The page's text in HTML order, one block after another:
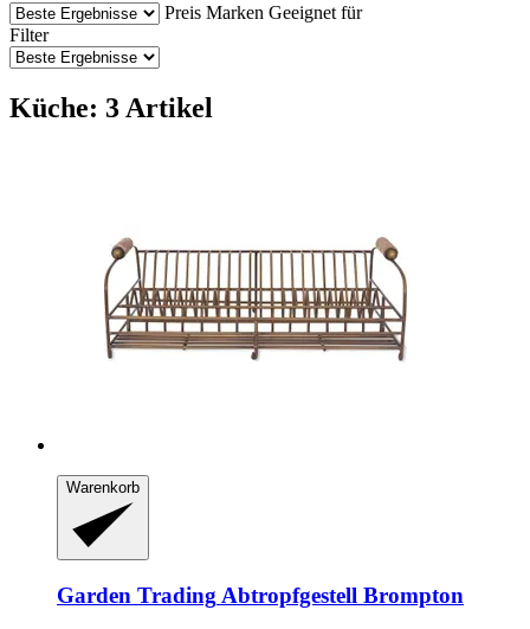
Preis Marken Geeignet für
Filter
Küche: 3 Artikel
Warenkorb
Garden Trading Abtropfgestell Brompton